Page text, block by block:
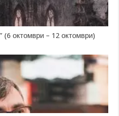
октомври – 12 октомври)